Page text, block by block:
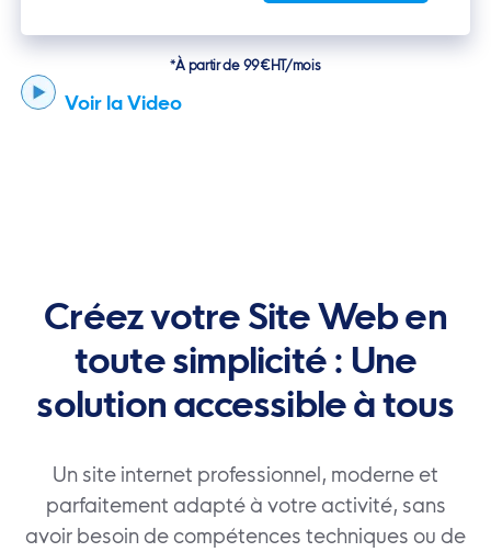
*À partir de 99€HT/mois
Voir la Video
Créez votre Site Web en
toute simplicité : Une
solution accessible à tous
Un site internet professionnel, moderne et
parfaitement adapté à votre activité, sans
avoir besoin de compétences techniques ou de